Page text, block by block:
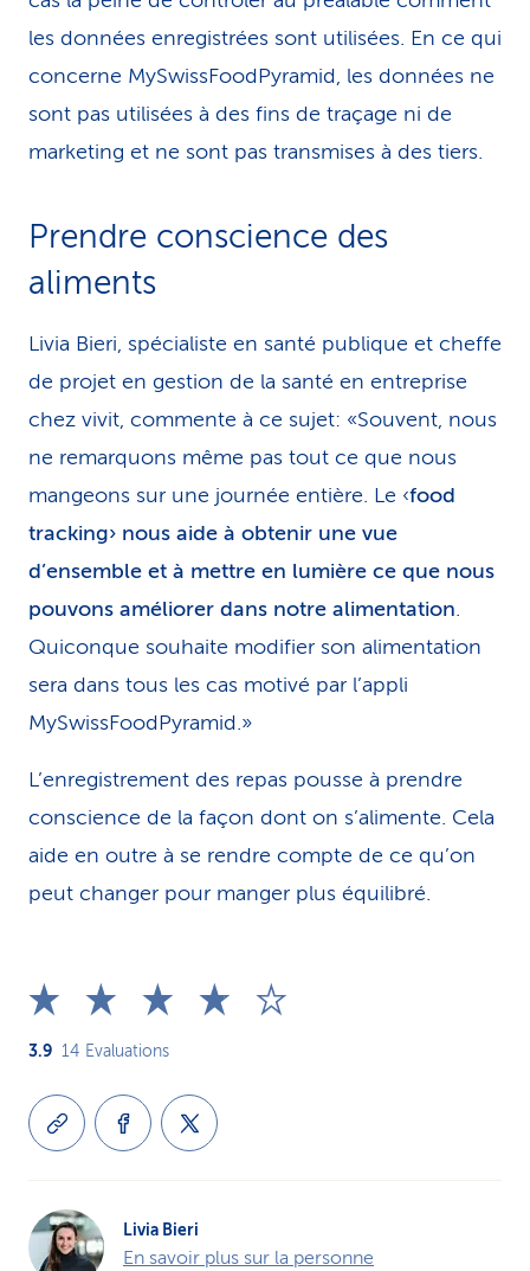
les données enregistrées sont utilisées. En ce qui
concerne MySwissFoodPyramid, les données ne
sont pas utilisées à des fins de traçage ni de
marketing et ne sont pas transmises à des tiers.
Prendre conscience des
aliments
Livia Bieri, spécialiste en santé publique et cheffe
de projet en gestion de la santé en entreprise
chez vivit, commente à ce sujet: «Souvent, nous
ne remarquons même pas tout ce que nous
mangeons sur une journée entière. Le ‹food
tracking› nous aide à obtenir une vue
d’ensemble et à mettre en lumière ce que nous
pouvons améliorer dans notre alimentation.
Quiconque souhaite modifier son alimentation
sera dans tous les cas motivé par l’appli
MySwissFoodPyramid.»
L’enregistrement des repas pousse à prendre
conscience de la façon dont on s’alimente. Cela
aide en outre à se rendre compte de ce qu’on
peut changer pour manger plus équilibré.
3.9 14 Evaluations
Livia Bieri
En savoir plus sur la personne